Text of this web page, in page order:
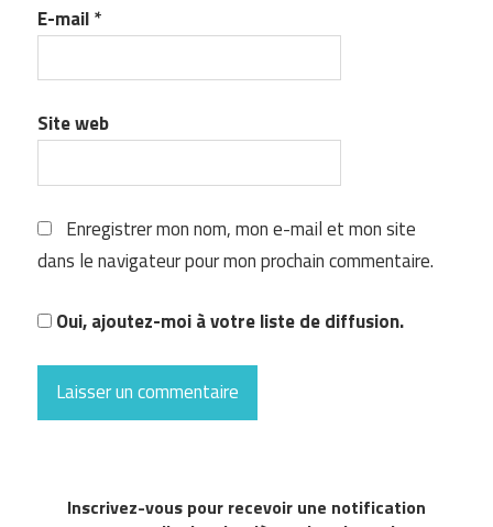
E-mail*
Site web
Enregistrer mon nom, mon e-mail et mon site
dans le navigateur pour mon prochain commentaire.
Oui, ajoutez-moi à votre liste de diffusion.
Inscrivez-vous pour recevoir une notification